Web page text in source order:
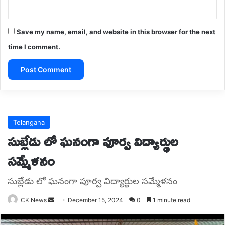
Save my name, email, and website in this browser for the next
time I comment.
t
r
n
a
t
v